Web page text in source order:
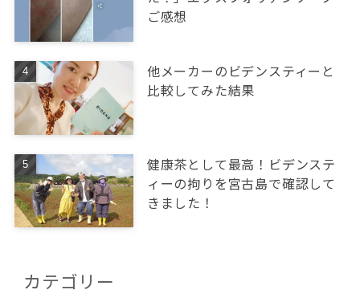
ご感想
他メーカーのビデンスティーと
比較してみた結果
健康茶として最高！ビデンステ
ィーの拘りを宮古島で確認して
きました！
カテゴリー